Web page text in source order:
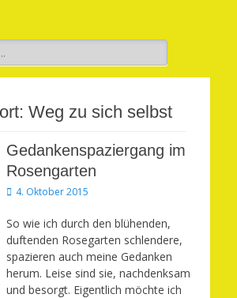
Weg zu sich selbst
Gedankenspaziergang im
Rosengarten
Veröffentlicht
4. Oktober 2015
So wie ich durch den blühenden,
duftenden Rosegarten schlendere,
spazieren auch meine Gedanken
herum. Leise sind sie, nachdenksam
und besorgt. Eigentlich möchte ich